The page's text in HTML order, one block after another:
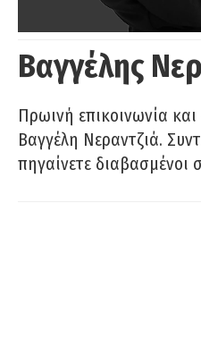
Βαγγέλης
Πρωινή επικοινωνία
Βαγγέλη Νεραντζιά.
πηγαίνετε διαβασμένοι